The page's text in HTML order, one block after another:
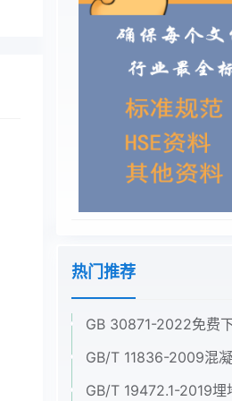
热门推荐